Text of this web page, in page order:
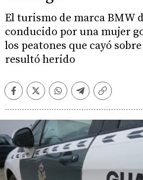
El turismo de marca BMW
conducido por una mujer
los peatones que cayó
resultó herido
FacebookTwitterWhatsappTelegramCopiar